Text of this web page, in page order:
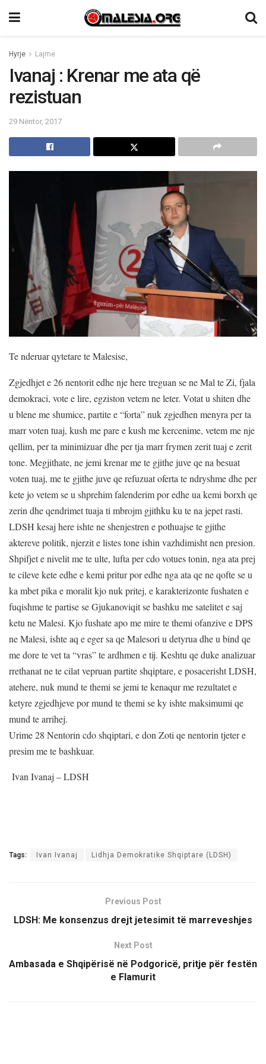
Hyrje Lajme
Ivanaj : Krenar me ata që
rezistuan
29 Nëntor, 2017
Te nderuar qytetare te Malesise,
Zgjedhjet e 26 nentorit edhe nje here treguan se ne Mal te Zi, fjala
demokraci, vote e lire, egziston vetem ne leter. Votat u shiten dhe
u blene me shumice, partite e “forta” nuk zgjedhen menyra per ta
marr voten tuaj, kush me pare e kush me kercenime, vetem me nje
qellim, per ta minimizuar dhe per tja marr frymen zerit tuaj e zerit
tone. Megjithate, ne jemi krenar me te gjithe juve qe na besuat
voten tuaj, me te gjithe juve qe refuzuat oferta te ndryshme dhe per
kete jo vetem se u shprehim falenderim por edhe ua kemi borxh qe
zerin dhe qendrimet tuaja ti mbrojm gjithku ku te na jepet rasti.
LDSH kesaj here ishte ne shenjestren e pothuajse te gjithe
aktereve politik, njerzit e listes tone ishin vazhdimisht nen presion.
Shpifjet e nivelit me te ulte, lufta per cdo votues tonin, nga ata prej
te cileve kete edhe e kemi pritur por edhe nga ata qe ne qofte se u
ka mbet pika e moralit kjo nuk pritej, e karakterizonte fushaten e
fuqishme te partise se Gjukanoviqit se bashku me satelitet e saj
ketu ne Malesi. Kjo fushate apo me mire te themi ofanzive e DPS
ne Malesi, ishte aq e eger sa qe Malesori u detyrua dhe u bind qe
me dore te vet ta “vras” te ardhmen e tij. Keshtu qe duke analizuar
rrethanat ne te cilat vepruan partite shqiptare, e posacerisht LDSH,
atehere, nuk mund te themi se jemi te kenaqur me rezultatet e
ketyre zgjedhjeve por mund te themi se ky ishte maksimumi qe
mund te arrihej.
Urime 28 Nentorin cdo shqiptari, e don Zoti qe nentorin tjeter e
presim me te bashkuar.
Ivan Ivanaj – LDSH
Tags: Ivan Ivanaj Lidhja Demokratike Shqiptare (LDSH)
Previous Post
LDSH: Me konsenzus drejt jetesimit të marreveshjes
Next Post
Ambasada e Shqipërisë në Podgoricë, pritje për festën
e Flamurit